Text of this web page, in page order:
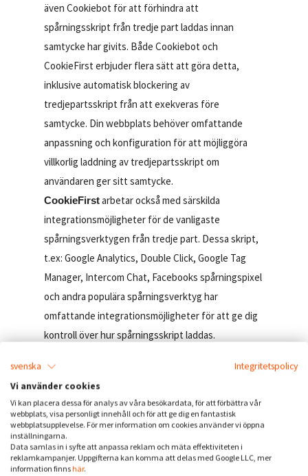
även Cookiebot för att förhindra att
spårningsskript från tredje part laddas innan
samtycke har givits. Både Cookiebot och
CookieFirst erbjuder flera sätt att göra detta,
inklusive automatisk blockering av
tredjepartsskript från att exekveras före
samtycke. Din webbplats behöver omfattande
anpassning och konfiguration för att möjliggöra
villkorlig laddning av tredjepartsskript om
användaren ger sitt samtycke.
CookieFirstarbetar också med särskilda
integrationsmöjligheter för de vanligaste
spårningsverktygen från tredje part. Dessa skript,
t.ex: Google Analytics, Double Click, Google Tag
Manager, Intercom Chat, Facebooks spårningspixel
och andra populära spårningsverktyg har
omfattande integrationsmöjligheter för att ge dig
kontroll över hur spårningsskript laddas.
Med CookieFirst kan du hantera spårningsskript
från tredje part på ett sätt som liknar Google Tag
Manager. I CookieFirsts instrumentpanel kan du
lägga till dina spårningsskript och justera deras
inställningar utan att skriva ett enda stycke kod.
Med bara två klick kan du kräva att en användare
svenska
Integritetspolicy
Vi använder cookies
Vi kan placera dessa för analys av våra besökardata, för att förbättra vår
webbplats, visa personligt innehåll och för att ge dig en fantastisk
webbplatsupplevelse. För mer information om cookies använder vi öppna
inställningarna.
Data samlas in i syfte att anpassa reklam och mäta effektiviteten i
reklamkampanjer. Uppgifterna kan komma att delas med Google LLC, mer
information finns här.